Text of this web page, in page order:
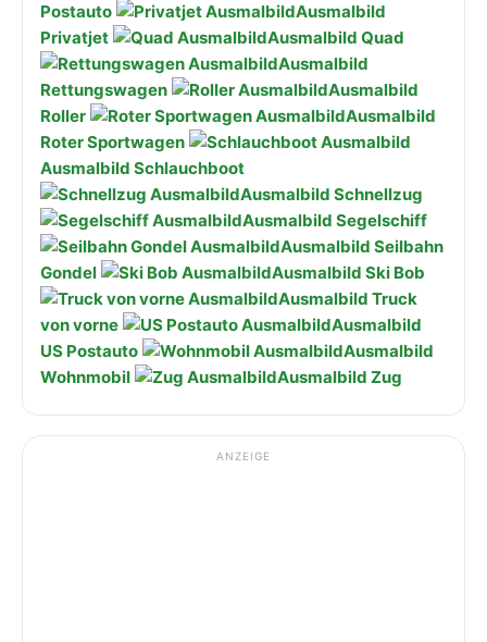
Postauto
Ausmalbild
Privatjet
Ausmalbild Quad
Ausmalbild
Rettungswagen
Ausmalbild
Roller
Ausmalbild
Roter Sportwagen
Ausmalbild Schlauchboot
Ausmalbild Schnellzug
Ausmalbild Segelschiff
Ausmalbild Seilbahn
Gondel
Ausmalbild Ski Bob
Ausmalbild Truck
von vorne
Ausmalbild
US Postauto
Ausmalbild
Wohnmobil
Ausmalbild Zug
ANZEIGE